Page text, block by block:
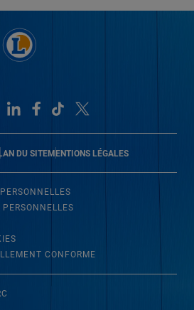
DU SITEMENTIONS LÉGALES
CONFORME